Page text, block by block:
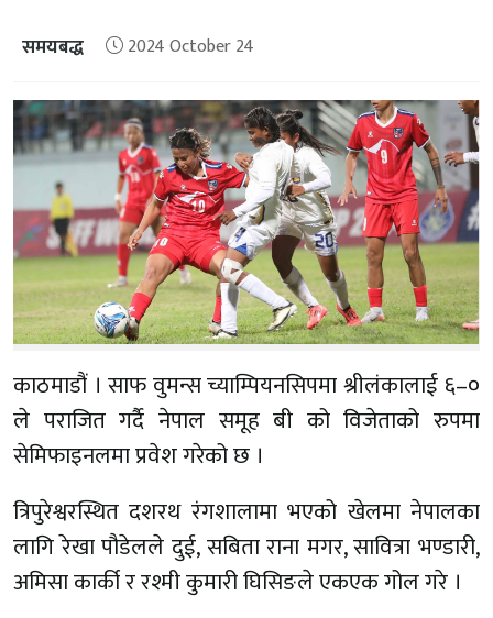
समयबद्ध 2024 October 24
काठमाडौं । साफ वुमन्स च्याम्पियनसिपमा श्रीलंकालाई ६–०
ले पराजित गर्दै नेपाल समूह बी को विजेताको रुपमा
सेमिफाइनलमा प्रवेश गरेको छ ।
त्रिपुरेश्वरस्थित दशरथ रंगशालामा भएको खेलमा नेपालका
लागि रेखा पौडेलले दुई, सबिता राना मगर, सावित्रा भण्डारी,
अमिसा कार्की र रश्मी कुमारी घिसिङले एकएक गोल गरे ।